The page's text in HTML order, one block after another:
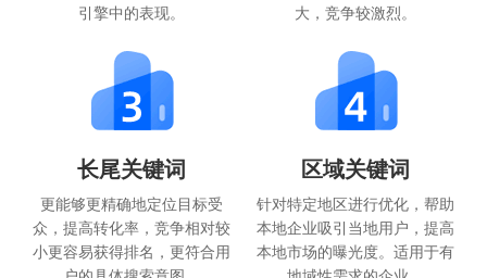
引擎中的表现。
大，竞争较激烈。
长尾关键词
更能够更精确地定位目标受
众，提高转化率，竞争相对较
小更容易获得排名，更符合用
区域关键词
针对特定地区进行优化，帮助
本地企业吸引当地用户，提高
本地市场的曝光度。适用于有